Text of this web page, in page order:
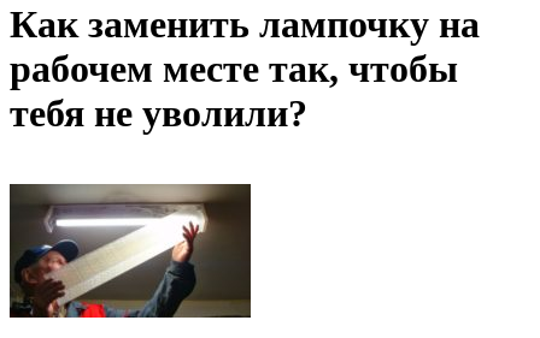
Как заменить лампочку на
рабочем месте так, чтобы
тебя не уволили?